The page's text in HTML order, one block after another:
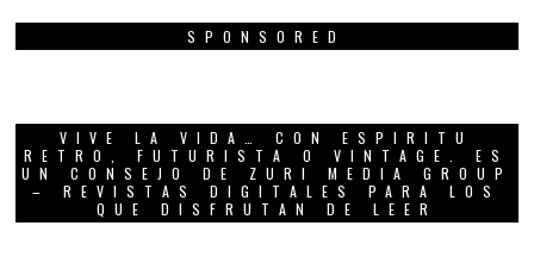
SPONSORED
VIVE LA VIDA… CON ESPIRITU
RETRO, FUTURISTA O VINTAGE. ES
UN CONSEJO DE ZURI MEDIA GROUP
– REVISTAS DIGITALES PARA LOS
QUE DISFRUTAN DE LEER